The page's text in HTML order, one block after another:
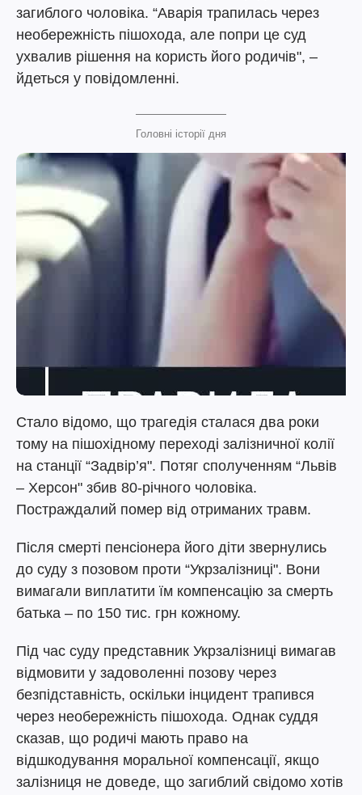
загиблого чоловіка. “Аварія трапилась через
необережність пішохода, але попри це суд
ухвалив рішення на користь його родичів", –
йдеться у повідомленні.
Головні історії дня
Стало відомо, що трагедія сталася два роки
тому на пішохідному переході залізничної колії
на станції “Задвір’я". Потяг сполученням “Львів
– Херсон" збив 80-річного чоловіка.
Постраждалий помер від отриманих травм.
Після смерті пенсіонера його діти звернулись
до суду з позовом проти “Укрзалізниці". Вони
вимагали виплатити їм компенсацію за смерть
батька – по 150 тис. грн кожному.
Під час суду представник Укрзалізниці вимагав
відмовити у задоволенні позову через
безпідставність, оскільки інцидент трапився
через необережність пішохода. Однак суддя
сказав, що родичі мають право на
відшкодування моральної компенсації, якщо
залізниця не доведе, що загиблий свідомо хотів